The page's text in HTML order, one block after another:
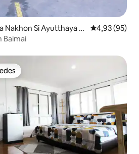
Nakhon Si Ayutthaya Di
4,93 de uma
4,93 (95)
Baimai
dos hóspedes